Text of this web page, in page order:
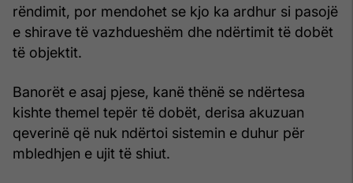
rëndimit, por mendohet se kjo ka ardhur si pasojë
e shirave të vazhdueshëm dhe ndërtimit të dobët
të objektit.
Banorët e asaj pjese, kanë thënë se ndërtesa
kishte themel tepër të dobët, derisa akuzuan
qeverinë që nuk ndërtoi sistemin e duhur për
mbledhjen e ujit të shiut.